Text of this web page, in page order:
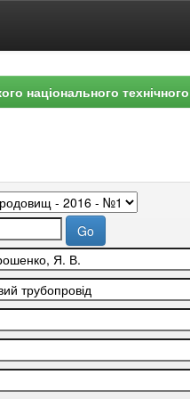
національного